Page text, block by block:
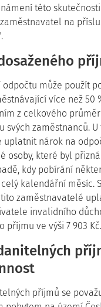
této
na
může použít
více než 50
z celkového
svých zaměstnanců. U
uplatnit nárok na
osoby, které byl
kdy pobírání
kalendářní měsíc.
zaměstnavatelé
invalidního
příjmu ve výši 7 903 Kč.
příjmů se